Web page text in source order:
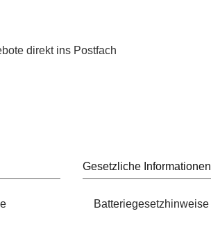
direkt ins Postfach
Gesetzliche Informationen
Batteriegesetzhinweise